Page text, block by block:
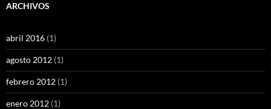
ARCHIVOS
abril 2016 (1)
agosto 2012 (1)
febrero 2012 (1)
enero 2012 (1)